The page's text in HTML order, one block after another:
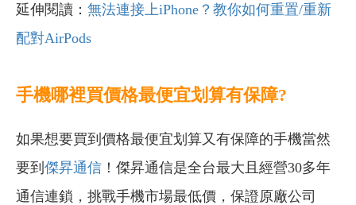
延伸閱讀： 無法連接上iPhone？教你如何重置/重新
配對AirPods
手機哪裡買價格最便宜划算有保障?
如果想要買到價格最便宜划算又有保障的手機當然
要到 傑昇通信 ！傑昇通信是全台最大且經營30多年
通信連鎖，挑戰手機市場最低價，保證原廠公司